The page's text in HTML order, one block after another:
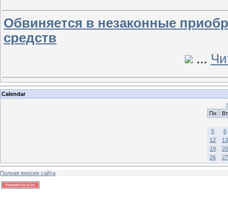
Обвиняется в незаконные
средств
...
Calendar
Пн
Вт
5
6
12
13
19
20
26
27
Полная версия сайта